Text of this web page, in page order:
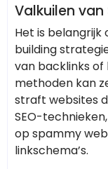
Valkuilen van
Het is
building
van backlinks
methoden kan
straft websites
SEO-
op spammy
linkschema’s.